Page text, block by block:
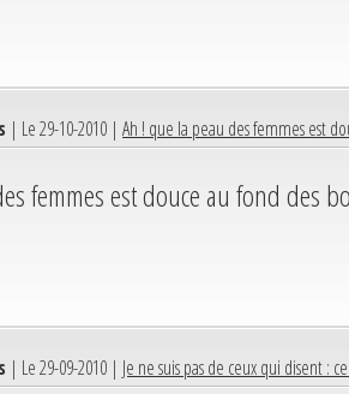
| Le 29-10-2010 | Ah ! que la peau des femmes est
femmes est douce au fond des
| Le 29-09-2010 | Je ne suis pas de ceux qui disent :